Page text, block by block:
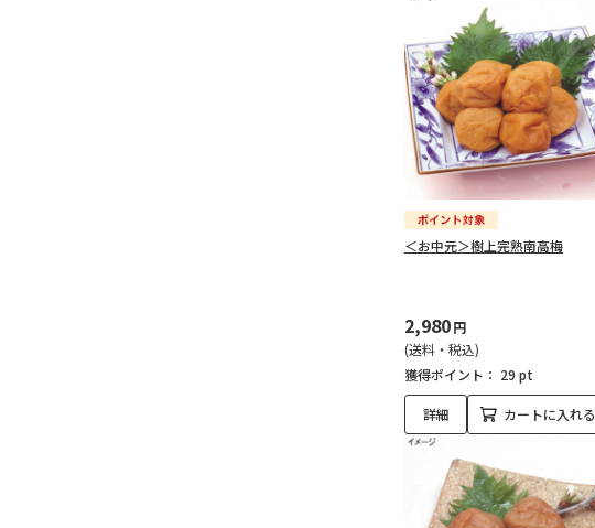
＜お中元＞樹上完熟南高梅
2,980円
(送料・税込)
獲得ポイント： 29 pt
詳細 カートに入れる